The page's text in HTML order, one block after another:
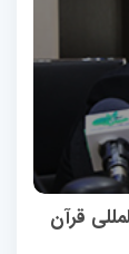
قرآن